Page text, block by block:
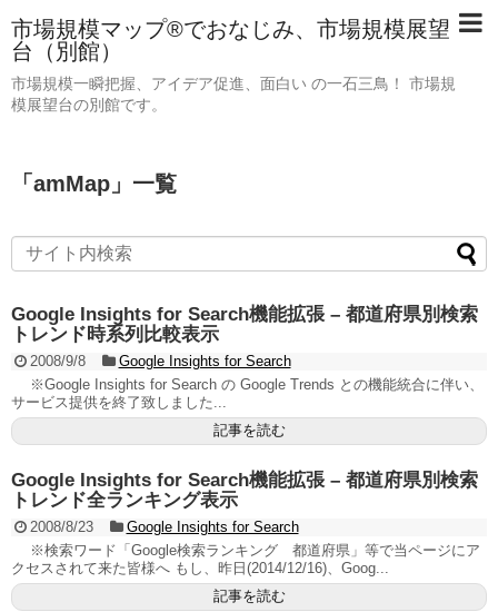
市場規模マップ®でおなじみ、市場規模展望
台（別館）
市場規模一瞬把握、アイデア促進、面白い の一石三鳥！ 市場規
模展望台の別館です。
「 amMap 」 一覧
Google Insights for Search機能拡張 – 都道府県別検索
トレンド時系列比較表示
2008/9/8
Google Insights for Search
※Google Insights for Search の Google Trends との機能統合に伴い、
サービス提供を終了致しました...
記事を読む
Google Insights for Search機能拡張 – 都道府県別検索
トレンド全ランキング表示
2008/8/23
Google Insights for Search
※検索ワード「Google検索ランキング 都道府県」等で当ページにア
クセスされて来た皆様へ もし、昨日(2014/12/16)、Goog...
記事を読む